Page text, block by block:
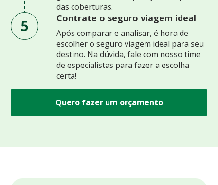
das coberturas.
5 Contrate o seguro viagem ideal
Após comparar e analisar, é hora de
escolher o seguro viagem ideal para seu
destino. Na dúvida, fale com nosso time
de especialistas para fazer a escolha
certa!
Quero fazer um orçamento